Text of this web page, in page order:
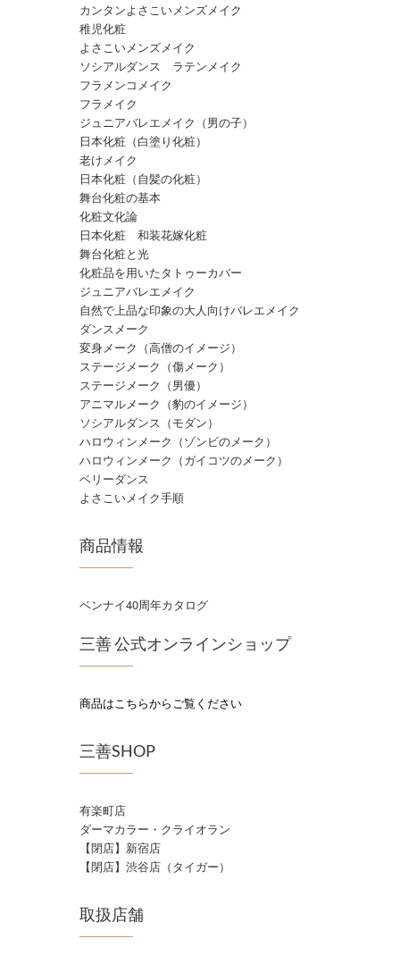
カンタンよさこいメンズメイク
稚児化粧
よさこいメンズメイク
ソシアルダンス ラテンメイク
フラメンコメイク
フラメイク
ジュニアバレエメイク（男の子）
日本化粧（白塗り化粧）
老けメイク
日本化粧（自髪の化粧）
舞台化粧の基本
化粧文化論
日本化粧 和装花嫁化粧
舞台化粧と光
化粧品を用いたタトゥーカバー
ジュニアバレエメイク
自然で上品な印象の大人向けバレエメイク
ダンスメーク
変身メーク（高僧のイメージ）
ステージメーク（傷メーク）
ステージメーク（男優）
アニマルメーク（豹のイメージ）
ソシアルダンス（モダン）
ハロウィンメーク（ゾンビのメーク）
ハロウィンメーク（ガイコツのメーク）
ベリーダンス
よさこいメイク手順
商品情報
ベンナイ40周年カタログ
三善 公式オンラインショップ
商品はこちらからご覧ください
三善SHOP
有楽町店
ダーマカラー・クライオラン
【閉店】新宿店
【閉店】渋谷店（タイガー）
取扱店舗